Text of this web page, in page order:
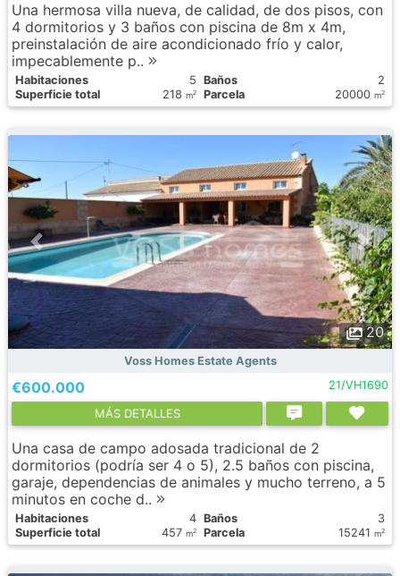
Una hermosa villa nueva, de calidad, de dos pisos, con
4 dormitorios y 3 baños con piscina de 8m x 4m,
preinstalación de aire acondicionado frío y calor,
impecablemente p..
Habitaciones 5 Baños
2
Superficie total
218 m2 Parcela 20000 m2
20
Voss Homes Estate Agents
€600.000 21/VH1690
МÁS DETALLES
Una casa de campo adosada tradicional de 2
dormitorios (podría ser 4 o 5), 2.5 baños con piscina,
garaje, dependencias de animales y mucho terreno, a 5
minutos en coche d..
Habitaciones 4 Baños
3
Superficie total
457 m2 Parcela 15241 m2